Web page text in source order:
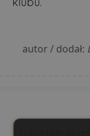
autor / dodał:
Lubartów